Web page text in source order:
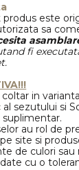
produs este
sa
fi
in
al sezutului si
au rol de
site si
de culori sau
cu o